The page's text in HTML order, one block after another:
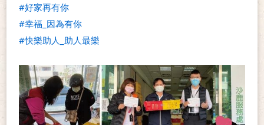
#好家再有你
#幸福_因為有你
#快樂助人_助人最樂